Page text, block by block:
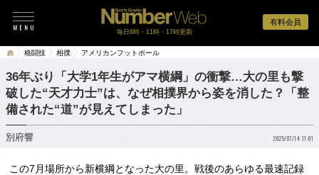
有料会員
毎日6時・11時・17時更新
格闘技 相撲 アメリカンフットボール
36年ぶり「大学1年生がアマ横綱」の衝撃…大の里も撃
破した“天才力士”は、なぜ相撲界から姿を消した？「整
備された“道”が見えてしまった」
別府響 2025/07/14 11:01
この7月場所から新横綱となった大の里。戦後のあらゆる最速記録